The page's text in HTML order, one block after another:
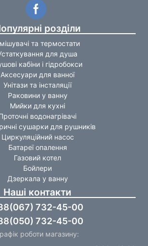
розділи
та термостати
для душа
кабіни і гідробокси
Аксесуари для ванної
Унітази та інсталяції
Раковини у ванну
Мийки для кухні
водонагрівачі
сушарки для рушників
Циркуляційний насос
Батареї опалення
Газовий котел
Бойлери
Дзеркала у ванну
Наші контакти
732-45-00
732-45-00
роботи магазину: